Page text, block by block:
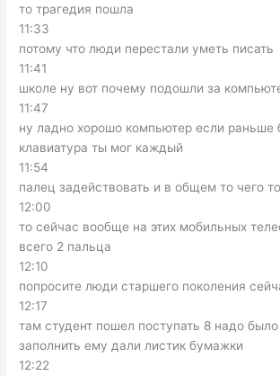
то трагедия пошла
11:33
потому что люди перестали уметь писать
11:41
школе ну вот почему подошли за
11:47
ну ладно хорошо компьютер если раньше
клавиатура ты мог каждый
11:54
палец задействовать и в общем то чего
12:00
то сейчас вообще на этих мобильных
всего 2 пальца
12:10
попросите люди старшего поколения
12:17
там студент пошел поступать 8 надо было
заполнить ему дали листик бумажки
12:22